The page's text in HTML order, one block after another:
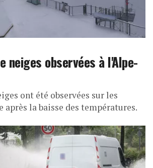
neiges observées à l'Alpe-
ont été observées sur les
après la baisse des températures.